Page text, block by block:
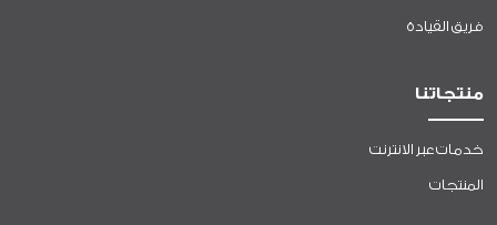
فريق القيادة
منتجاتنا
خدمات عبر الانترنت
المنتجات